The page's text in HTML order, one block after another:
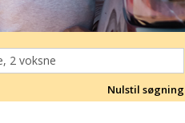
Nulstil søgning